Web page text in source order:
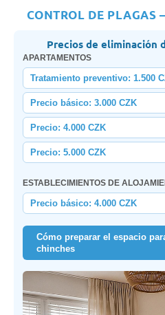
CONTROL DE PLAGAS
Precios de eliminación
APARTAMENTOS
Tratamiento preventivo: 1.500
Precio básico: 3.000 CZK
Precio: 4.000 CZK
Precio: 5.000 CZK
ESTABLECIMIENTOS DE
Precio básico: 4.000 CZK
Cómo preparar el espacio
chinches